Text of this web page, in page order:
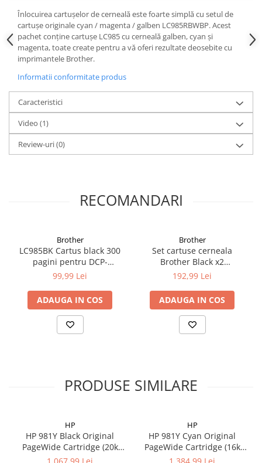
Înlocuirea cartușelor de cerneală este foarte simplă cu setul de
cartușe originale cyan / magenta / galben LC985RBWBP. Acest
pachet conține cartușe LC985 cu cerneală galben, cyan și
magenta, toate create pentru a vă oferi rezultate deosebite cu
imprimantele Brother.
Informatii conformitate produs
Caracteristici
Video (1)
Review-uri(0)
RECOMANDARI
Brother
LC985BK Cartus black 300
pagini pentru DCP-
J125/DCP-J315W/DCP-
99,99 Lei
ADAUGA IN COS
Brother
Set cartuse cerneala
Brother Black x2
LC985BKBP2
192,99 Lei
ADAUGA IN COS
PRODUSE SIMILARE
HP
HP 981Y Black Original
PageWide Cartridge (20k
pag)
HP
HP 981Y Cyan Original
PageWide Cartridge (16k
pag)